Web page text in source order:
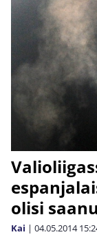
olisi
Kai | 04.05.2014